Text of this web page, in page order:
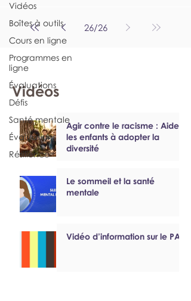
Vidéos
Boîtes à outils
Cours en ligne
Programmes en
ligne
Évaluations
Défis
Santé mentale
Évaluations
Résilience
26/26
Vidéos
Agir contre le racisme : Aider
les enfants à adopter la
diversité
Le sommeil et la santé
mentale
Vidéo d’information sur le PAEF